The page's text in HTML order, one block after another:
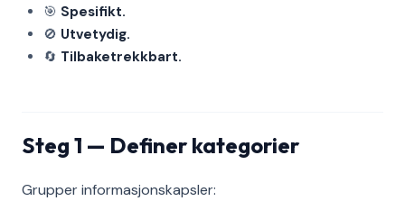
🎯 Spesifikt.
🚫 Utvetydig.
🔄 Tilbaketrekkbart.
Steg 1 — Definer kategorier
Grupper informasjonskapsler: